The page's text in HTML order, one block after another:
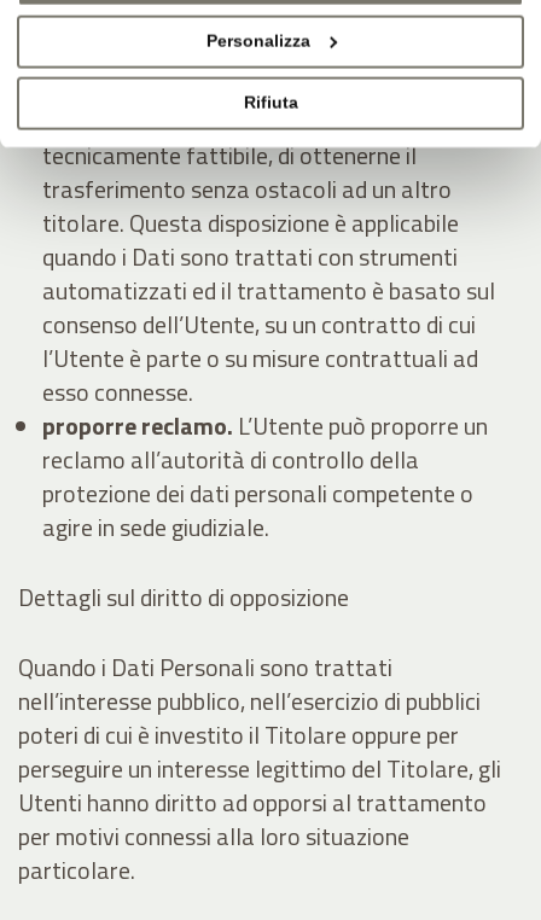
Personalizza
Rifiuta
ricevere i propri Dati o farli trasferire ad altro
L’Utente ha diritto di ricevere i propri
Dati in formato strutturato, di uso comune e
leggibile da dispositivo automatico e, ove
tecnicamente fattibile, di ottenerne il
trasferimento senza ostacoli ad un altro
titolare. Questa disposizione è applicabile
quando i Dati sono trattati con strumenti
automatizzati ed il trattamento è basato sul
consenso dell’Utente, su un contratto di cui
l’Utente è parte o su misure contrattuali ad
esso connesse.
proporre reclamo. L’Utente può proporre un
reclamo all’autorità di controllo della
protezione dei dati personali competente o
agire in sede giudiziale.
Dettagli sul diritto di opposizione
Quando i Dati Personali sono trattati
nell’interesse pubblico, nell’esercizio di pubblici
poteri di cui è investito il Titolare oppure per
perseguire un interesse legittimo del Titolare, gli
Utenti hanno diritto ad opporsi al trattamento
per motivi connessi alla loro situazione
particolare.